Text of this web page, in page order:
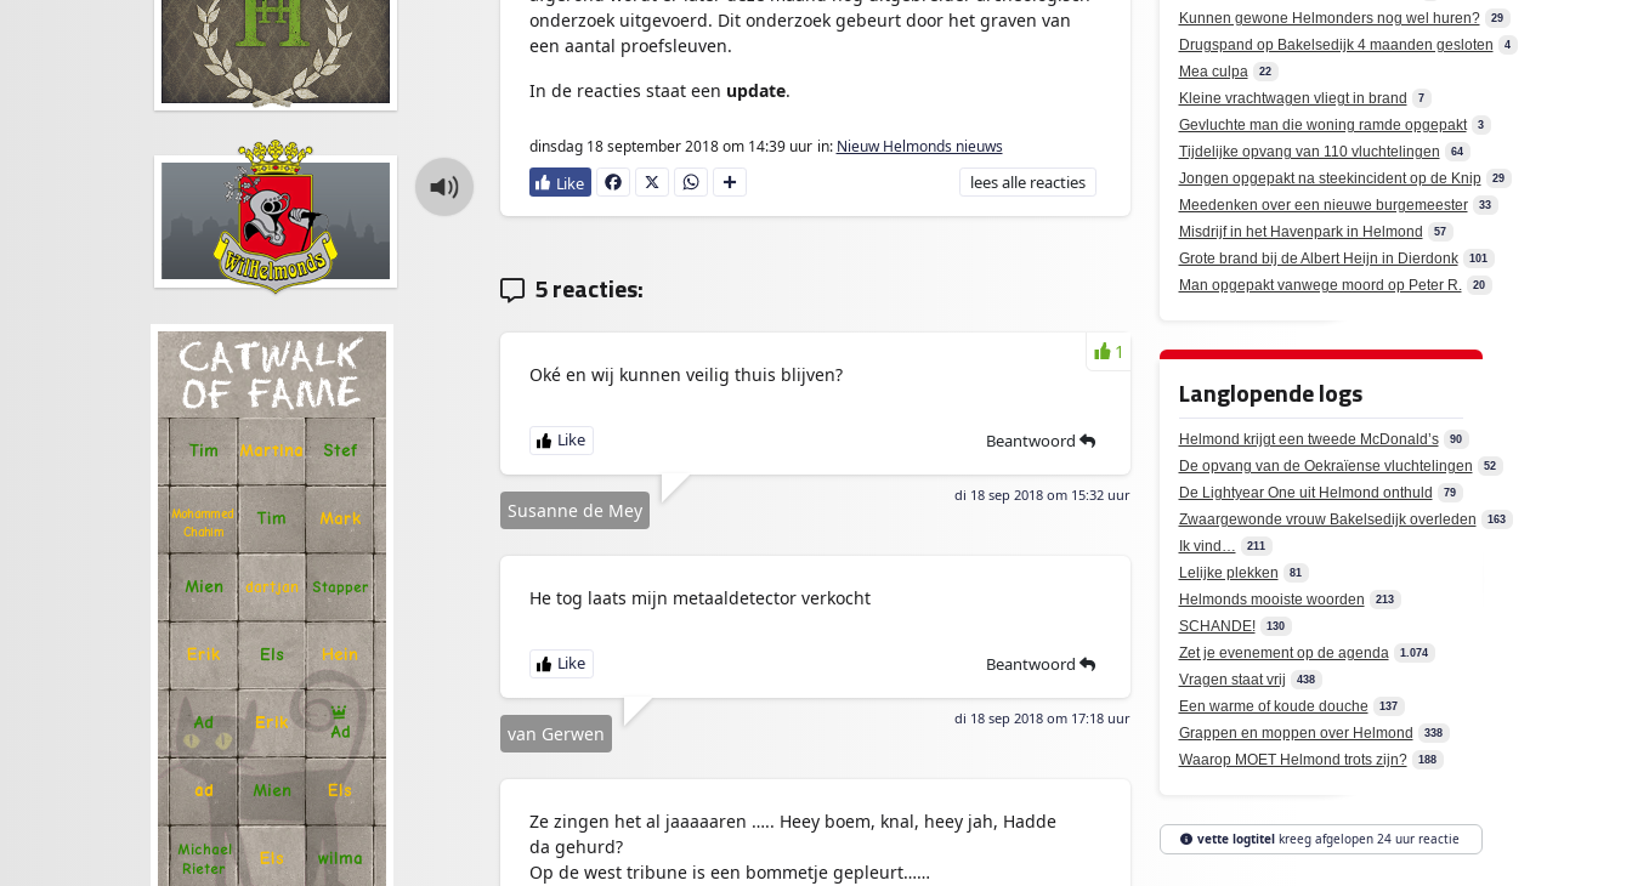
CATWALK
OF FAME
Tim Martina Stef
Mohammed
Chahim
Tim Mark
Mien dartjan Stapper
Erik Els Hein
Ad Erik
Ad
ad Mien Els
Michael
Rieter
Els wilma
onderzoek uitgevoerd. Dit onderzoek gebeurt door het graven van
een aantal proefsleuven.
In de reacties staat een update.
dinsdag 18 september 2018om 14:39 uur in: Nieuw Helmonds nieuws
Fa
ce
X
W
ha
D
e
leesalle reacties
5 reacties:
Oké en wij kunnen veilig thuis blijven?
Beantwoord
di 18 sep 2018 om 15:32 uur
Susanne de Mey
1
He tog laats mijn metaaldetector verkocht
Beantwoord
di 18 sep 2018 om 17:18 uur
van Gerwen
Ze zingen het al jaaaaaren ….. Heey boem, knal, heey jah, Hadde
da gehurd?
Op de west tribune is een bommetje gepleurt……
Kunnen gewone Helmonders nog wel huren? 29
Drugspand op Bakelsedijk 4 maanden gesloten 4
Mea culpa 22
Kleine vrachtwagen vliegt in brand 7
Gevluchte man die woning ramde opgepakt 3
Tijdelijke opvang van 110 vluchtelingen 64
Jongen opgepakt na steekincident op de Knip 29
Meedenken over een nieuwe burgemeester 33
Misdrijf in het Havenpark in Helmond 57
Grote brand bij de Albert Heijn in Dierdonk 101
Man opgepakt vanwege moord op Peter R. 20
Langlopende logs
Helmond krijgt een tweede McDonald’s 90
De opvang van de Oekraïense vluchtelingen 52
De Lightyear One uit Helmond onthuld 79
Zwaargewonde vrouw Bakelsedijk overleden 163
Ik vind… 211
Lelijke plekken 81
Helmonds mooiste woorden 213
SCHANDE! 130
Zet je evenement op de agenda 1.074
Vragen staat vrij 438
Een warme of koude douche 137
Grappen en moppen over Helmond 338
Waarop MOET Helmond trots zijn? 188
vette logtitelkreeg afgelopen 24 uur reactie